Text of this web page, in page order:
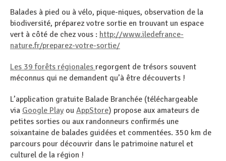
Balades à pied ou à vélo, pique-niques, observation de la
biodiversité, préparez votre sortie en trouvant un espace
vert à côté de chez vous : http://www.iledefrance-
nature.fr/preparez-votre-sortie/
Les 39 forêts régionales regorgent de trésors souvent
méconnus qui ne demandent qu’à être découverts !
L’application gratuite Balade Branchée (téléchargeable
via Google Play ou AppStore) propose aux amateurs de
petites sorties ou aux randonneurs confirmés une
soixantaine de balades guidées et commentées. 350 km de
parcours pour découvrir dans le patrimoine naturel et
culturel de la région !